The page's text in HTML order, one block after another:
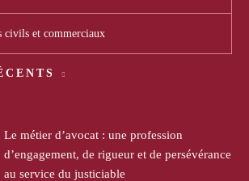
civils et commerciaux
Le métier d’avocat : une profession
d’engagement, de rigueur et de persévérance
au service du justiciable